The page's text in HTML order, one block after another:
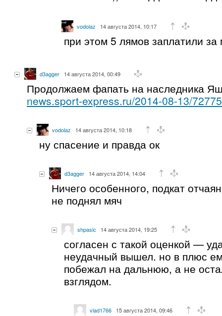
vodolaz 14 августа 2014, 10:17
при этом 5 лямов заплатили за
d3agger 14 августа 2014, 00:49
Продолжаем фапать на наследника
news.sport-express.ru/2014-08-13/
vodolaz 14 августа 2014, 10:18
ну спасение и правда ок
d3agger 14 августа 2014, 14:04
Ничего особенного, подкат
не поднял мяч
shpasic 14 августа 2014, 19:25
согласен с такой оценкой —
неудачный вышел. но в плюс
побежал на дальнюю, а не
взглядом.
vlad1766 15 августа 2014, 09:46